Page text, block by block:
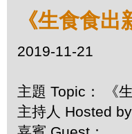
《生食食
2019-11-21
主題 Topic： 《
主持人 Hosted